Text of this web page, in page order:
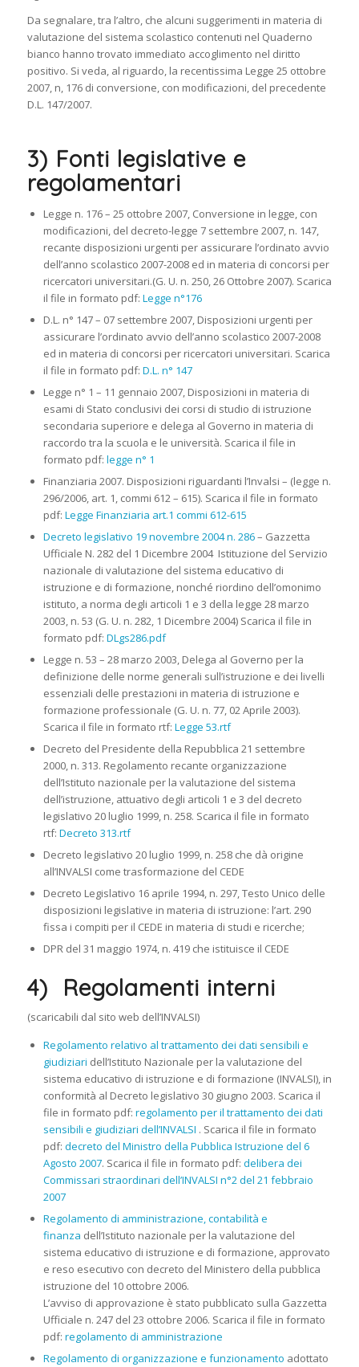
Da segnalare, tra l’altro, che alcuni suggerimenti in materia di
valutazione del sistema scolastico contenuti nel Quaderno
bianco hanno trovato immediato accoglimento nel diritto
positivo. Si veda, al riguardo, la recentissima Legge 25 ottobre
2007, n, 176 di conversione, con modificazioni, del precedente
D.L. 147/2007.
3) Fonti legislative e
regolamentari
Legge n. 176 – 25 ottobre 2007, Conversione in legge, con
modificazioni, del decreto-legge 7 settembre 2007, n. 147,
recante disposizioni urgenti per assicurare l’ordinato avvio
dell’anno scolastico 2007-2008 ed in materia di concorsi per
ricercatori universitari.(G. U. n. 250, 26 Ottobre 2007). Scarica
il file in formato pdf: Legge n°176
D.L. n° 147 – 07 settembre 2007, Disposizioni urgenti per
assicurare l’ordinato avvio dell’anno scolastico 2007-2008
ed in materia di concorsi per ricercatori universitari. Scarica
il file in formato pdf: D.L. n° 147
Legge n° 1 – 11 gennaio 2007, Disposizioni in materia di
esami di Stato conclusivi dei corsi di studio di istruzione
secondaria superiore e delega al Governo in materia di
raccordo tra la scuola e le università. Scarica il file in
formato pdf: legge n° 1
Finanziaria 2007. Disposizioni riguardanti l’Invalsi – (legge n.
296/2006, art. 1, commi 612 – 615). Scarica il file in formato
pdf: Legge Finanziaria art.1 commi 612-615
Decreto legislativo 19 novembre 2004 n. 286– Gazzetta
Ufficiale N. 282 del 1 Dicembre 2004 Istituzione del Servizio
nazionale di valutazione del sistema educativo di
istruzione e di formazione, nonché riordino dell’omonimo
istituto, a norma degli articoli 1 e 3 della legge 28 marzo
2003, n. 53 (G. U. n. 282, 1 Dicembre 2004) Scarica il file in
formato pdf: DLgs286.pdf
Legge n. 53 – 28 marzo 2003, Delega al Governo per la
definizione delle norme generali sull’istruzione e dei livelli
essenziali delle prestazioni in materia di istruzione e
formazione professionale (G. U. n. 77, 02 Aprile 2003).
Scarica il file in formato rtf: Legge 53.rtf
Decreto del Presidente della Repubblica 21 settembre
2000, n. 313. Regolamento recante organizzazione
dell’Istituto nazionale per la valutazione del sistema
dell’istruzione, attuativo degli articoli 1 e 3 del decreto
legislativo 20 luglio 1999, n. 258. Scarica il file in formato
rtf: Decreto 313.rtf
Decreto legislativo 20 luglio 1999, n. 258 che dà origine
all’INVALSI come trasformazione del CEDE
Decreto Legislativo 16 aprile 1994, n. 297, Testo Unico delle
disposizioni legislative in materia di istruzione: l’art. 290
fissa i compiti per il CEDE in materia di studi e ricerche;
DPR del 31 maggio 1974, n. 419 che istituisce il CEDE
4) Regolamenti interni
(scaricabili dal sito web dell’INVALSI)
Regolamento relativo al trattamento dei dati sensibili e
giudiziari dell’Istituto Nazionale per la valutazione del
sistema educativo di istruzione e di formazione (INVALSI), in
conformità al Decreto legislativo 30 giugno 2003. Scarica il
file in formato pdf: regolamento per il trattamento dei dati
sensibili e giudiziari dell’INVALSI . Scarica il file in formato
pdf: decreto del Ministro della Pubblica Istruzione del 6
Agosto 2007. Scarica il file in formato pdf: delibera dei
Commissari straordinari dell’INVALSI n°2 del 21 febbraio
2007
Regolamento di amministrazione, contabilità e
finanza dell’Istituto nazionale per la valutazione del
sistema educativo di istruzione e di formazione, approvato
e reso esecutivo con decreto del Ministero della pubblica
istruzione del 10 ottobre 2006.
L’avviso di approvazione è stato pubblicato sulla Gazzetta
Ufficiale n. 247 del 23 ottobre 2006. Scarica il file in formato
pdf: regolamento di amministrazione
Regolamento di organizzazione e funzionamento adottato